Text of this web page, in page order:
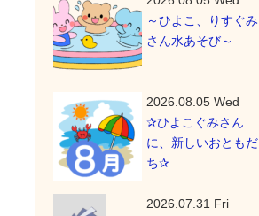
～ひよこ、りすぐみ
さん水あそび～
2026.08.05 Wed
✰ひよこぐみさん
に、新しいおともだ
ち✰
2026.07.31 Fri